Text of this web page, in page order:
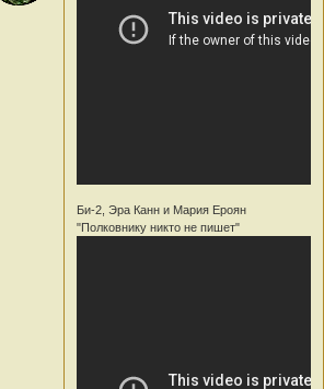
Би-2, Эра Канн и Мария Ероян
"Полковнику никто не пишет"